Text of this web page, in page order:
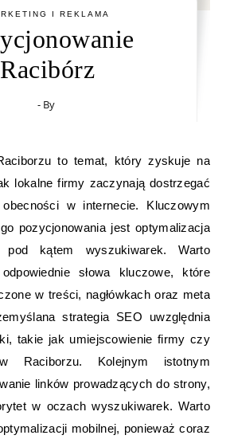
I REKLAMA
Racibórz
- By
to temat, który zyskuje na
lokalne firmy zaczynają dostrzegać
w internecie. Kluczowym
pozycjonowania jest optymalizacja
pod kątem wyszukiwarek. Warto
słowa kluczowe, które
w treści, nagłówkach oraz meta
strategia SEO uwzględnia
takie jak umiejscowienie firmy czy
Raciborzu. Kolejnym istotnym
linków prowadzących do strony,
w oczach wyszukiwarek. Warto
mobilnej, ponieważ coraz